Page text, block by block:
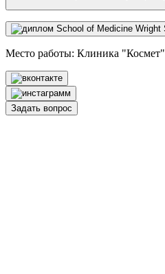
Место работы: Клиника "Космет"
Задать вопрос